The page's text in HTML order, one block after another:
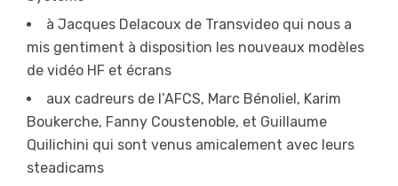
à Jacques Delacoux de Transvideo qui nous a
mis gentiment à disposition les nouveaux modèles
de vidéo HF et écrans
aux cadreurs de l’AFCS, Marc Bénoliel, Karim
Boukerche, Fanny Coustenoble, et Guillaume
Quilichini qui sont venus amicalement avec leurs
steadicams